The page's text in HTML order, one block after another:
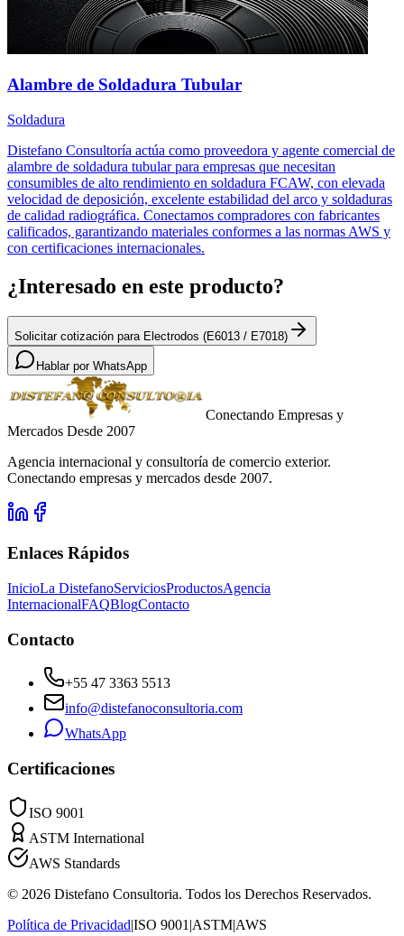
Alambre de Soldadura Tubular
Soldadura
Distefano Consultoría actúa como proveedora y agente comercial de
alambre de soldadura tubular para empresas que necesitan
consumibles de alto rendimiento en soldadura FCAW, con elevada
velocidad de deposición, excelente estabilidad del arco y soldaduras
de calidad radiográfica. Conectamos compradores con fabricantes
calificados, garantizando materiales conformes a las normas AWS y
con certificaciones internacionales.
¿Interesado en este producto?
Solicitar cotización para Electrodos (E6013 / E7018)
Hablar por WhatsApp
Conectando Empresas y
Mercados Desde 2007
Agencia internacional y consultoría de comercio exterior.
Conectando empresas y mercados desde 2007.
Enlaces Rápidos
InicioLa DistefanoServiciosProductosAgencia
InternacionalFAQBlogContacto
Contacto
+55 47 3363 5513
info@distefanoconsultoria.com
WhatsApp
Certificaciones
ISO 9001
ASTM International
AWS Standards
© 2026 Distefano Consultoria. Todos los Derechos Reservados.
Política de Privacidad|ISO 9001 |ASTM|AWS